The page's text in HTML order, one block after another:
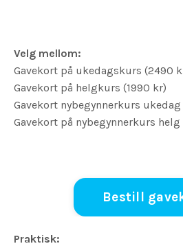
Velg mellom:
Gavekort på ukedagskurs (2490
Gavekort på helgkurs (1990 kr)
Gavekort nybegynnerkurs
Gavekort på nybegynnerkurs helg
Bestill
Praktisk: